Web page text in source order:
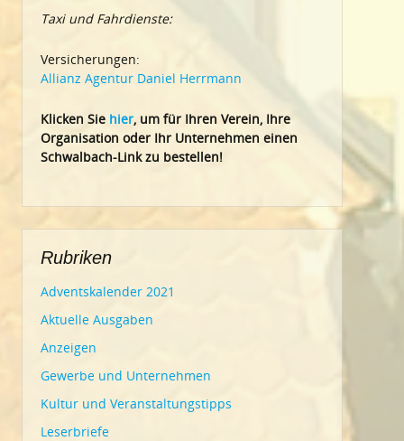
Taxi und Fahrdienste:
Versicherungen:
Allianz Agentur Daniel Herrmann
Klicken Sie hier, um für Ihren Verein, Ihre
Organisation oder Ihr Unternehmen einen
Schwalbach-Link zu bestellen!
Rubriken
Adventskalender 2021
Aktuelle Ausgaben
Anzeigen
Gewerbe und Unternehmen
Kultur und Veranstaltungstipps
Leserbriefe